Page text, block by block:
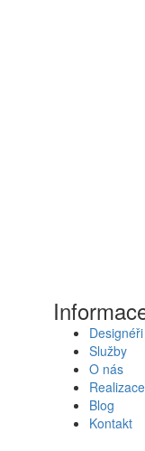
Designéři
Služby
O nás
Realizace
Blog
Kontakt